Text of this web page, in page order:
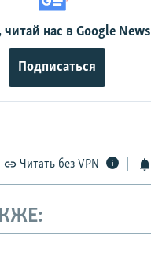
нас в Google News
Подписаться
Читать без VPN